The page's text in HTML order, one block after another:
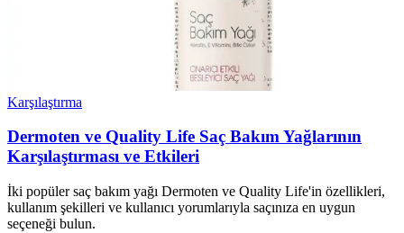
Karşılaştırma
Dermoten ve Quality Life Saç Bakım Yağlarının
Karşılaştırması ve Etkileri
İki popüler saç bakım yağı Dermoten ve Quality Life'in özellikleri,
kullanım şekilleri ve kullanıcı yorumlarıyla saçınıza en uygun
seçeneği bulun.